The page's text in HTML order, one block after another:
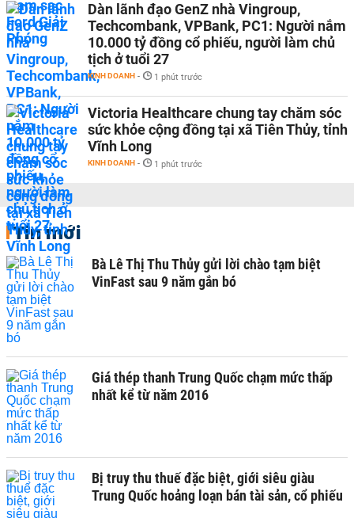
Dàn lãnh đạo GenZ nhà Vingroup,
Techcombank, VPBank, PC1: Người nắm
10.000 tỷ đồng cổ phiếu, người làm chủ
tịch ở tuổi 27
KINH DOANH - 1 phút trước
Victoria Healthcare chung tay chăm sóc
sức khỏe cộng đồng tại xã Tiên Thủy, tỉnh
Vĩnh Long
KINH DOANH - 1 phút trước
Tin mới
Bà Lê Thị Thu Thủy gửi lời chào tạm biệt
VinFast sau 9 năm gắn bó
Giá thép thanh Trung Quốc chạm mức thấp
nhất kể từ năm 2016
Bị truy thu thuế đặc biệt, giới siêu giàu
Trung Quốc hoảng loạn bán tài sản, cổ phiếu